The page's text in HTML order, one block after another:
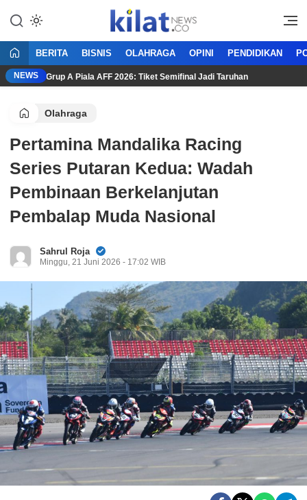
KilatNews.co
Mencerdaskan Anak Bangsa
BERITA BISNIS OLAHRAGA OPINI PENDIDIKAN
NEWSGrup A Piala AFF 2026: Tiket Semifinal Jadi Taruhan
Olahraga
Pertamina Mandalika Racing
Series Putaran Kedua: Wadah
Pembinaan Berkelanjutan
Pembalap Muda Nasional
Sahrul Roja
Minggu, 21 Juni 2026 - 17:02 WIB